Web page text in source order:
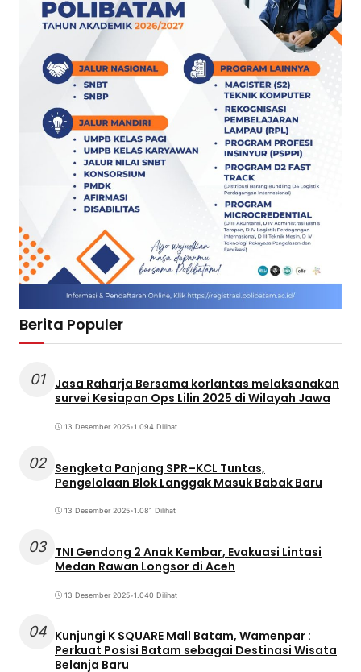
Berita Populer
01
Jasa Raharja Bersama korlantas melaksanakan
survei Kesiapan Ops Lilin 2025 di Wilayah Jawa
13 Desember 2025•1.094 Dilihat
02 Sengketa Panjang SPR–KCL Tuntas,
Pengelolaan Blok Langgak Masuk Babak Baru
13 Desember 2025•1.081 Dilihat
03 TNI Gendong 2 Anak Kembar, Evakuasi Lintasi
Medan Rawan Longsor di Aceh
13 Desember 2025•1.040 Dilihat
04 Kunjungi K SQUARE Mall Batam, Wamenpar :
Perkuat Posisi Batam sebagai Destinasi Wisata
Belanja Baru